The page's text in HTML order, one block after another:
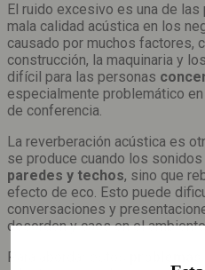
El ruido excesivo es una de
mala calidad acústica en los
causado por muchos factores,
construcción, la maquinaria y
difícil para las personas
especialmente problemático
de conferencia.
La reverberación acústica es
se produce cuando los sonidos
paredes y techos, sino que
efecto de eco. Esto puede
conversaciones y
desorden y caos en el
Para abordar estos